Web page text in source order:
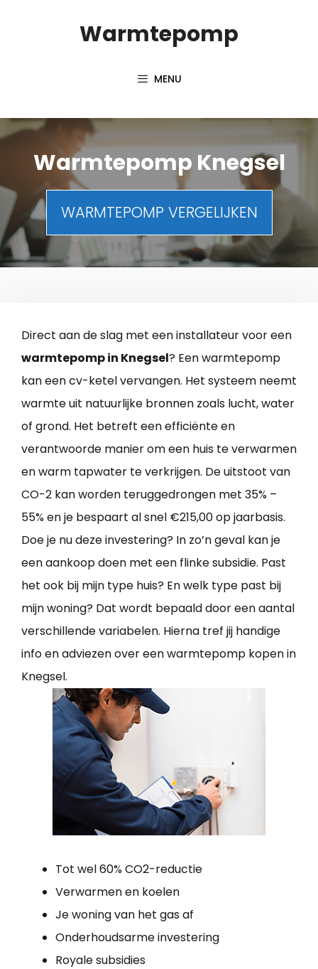
Warmtepomp
MENU
Warmtepomp Knegsel
WARMTEPOMP VERGELIJKEN
Direct aan de slag met een installateur voor een
warmtepomp in Knegsel? Een warmtepomp
kan een cv-ketel vervangen. Het systeem neemt
warmte uit natuurlijke bronnen zoals lucht, water
of grond. Het betreft een efficiënte en
verantwoorde manier om een huis te verwarmen
en warm tapwater te verkrijgen. De uitstoot van
CO-2 kan worden teruggedrongen met 35% –
55% en je bespaart al snel €215,00 op jaarbasis.
Doe je nu deze investering? In zo’n geval kan je
een aankoop doen met een flinke subsidie. Past
het ook bij mijn type huis? En welk type past bij
mijn woning? Dat wordt bepaald door een aantal
verschillende variabelen. Hierna tref jij handige
info en adviezen over een warmtepomp kopen in
Knegsel.
Tot wel 60% CO2-reductie
Verwarmen en koelen
Je woning van het gas af
Onderhoudsarme investering
Royale subsidies